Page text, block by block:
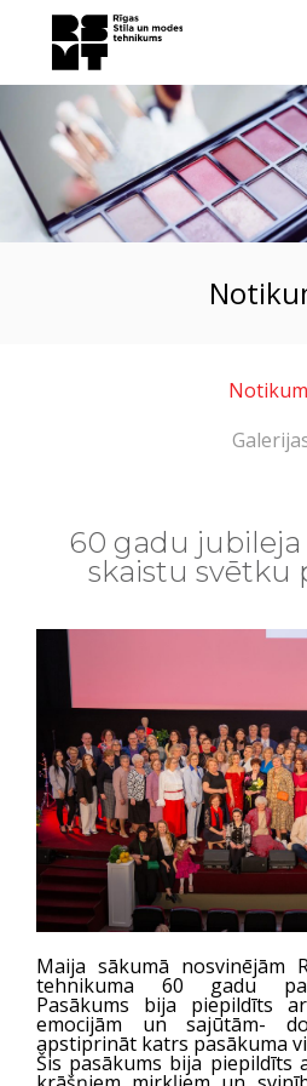
60 gadu
skaistu svētku
Maija sākumā nosvinējām
tehnikuma 60 gadu
Pasākums bija piepildīts
emocijām un sajūtām-
apstiprināt katrs pasākuma
Šis pasākums bija piepildīts